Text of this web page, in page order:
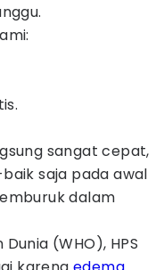
sangat cepat,
saja pada awal
dalam
(WHO), HPS